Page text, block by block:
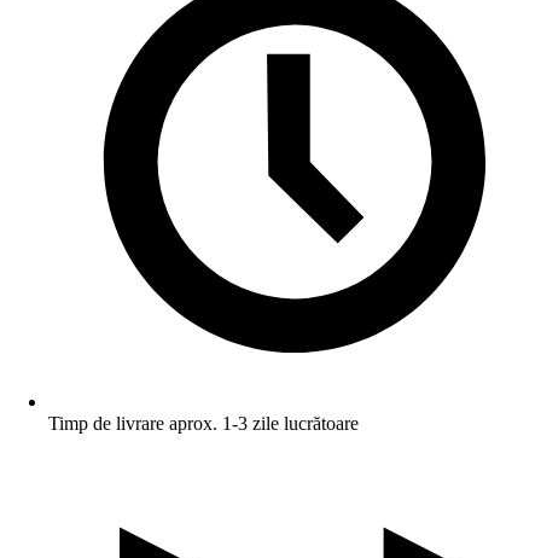
Timp de livrare aprox. 1-3 zile lucrătoare